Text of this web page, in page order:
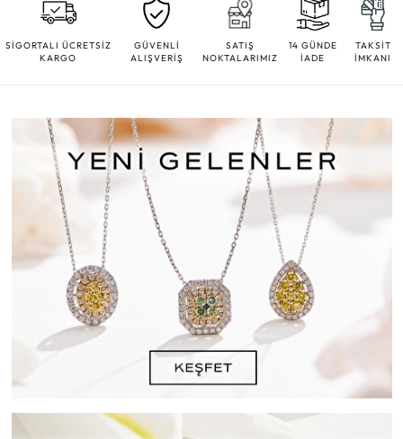
SİGORTALI ÜCRETSİZ
KARGO
GÜVENLİ
ALIŞVERİŞ
SATIŞ
NOKTALARIMIZ
14 GÜNDE
İADE
TAKSİT
İMKANI